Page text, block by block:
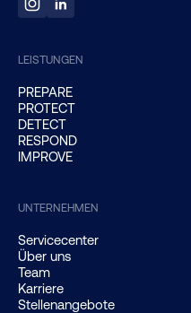
LEISTUNGEN
PREPARE
PROTECT
DETECT
RESPOND
IMPROVE
UNTERNEHMEN
Servicecenter
Über uns
Team
Karriere
Stellenangebote